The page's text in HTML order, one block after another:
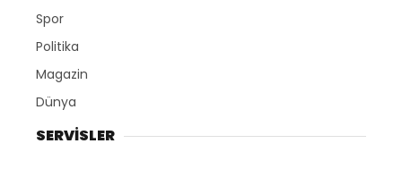
Spor
Politika
Magazin
Dünya
SERVİSLER